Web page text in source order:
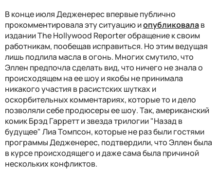
В конце июля Дедженерес впервые публично
прокомментировала эту ситуацию иопубликовалав
издании The Hollywood Reporter обращение к своим
работникам, пообещав исправиться. Но этим ведущая
лишь подлила масла в огонь. Многих смутило, что
Эллен предпочла сделать вид, что ничего не знала о
происходящем на ее шоу и якобы не принимала
никакого участия в расистских шутках и
оскорбительных комментариях, которые то и дело
позволяли себе продюсеры ее шоу. Так, американский
комик Брэд Гарретт и звезда трилогии "Назад в
будущее" Лиа Томпсон, которые не раз были гостями
программы Дедженерес, подтвердили, что Эллен была
в курсе происходящего и даже сама была причиной
нескольких конфликтов.